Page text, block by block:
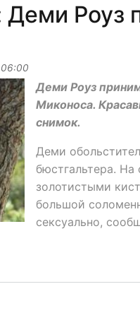
Деми Роуз
Деми Роуз
Миконоса.
снимок.
Деми
бюстгальтера.
золотистыми
большой
сексуально,